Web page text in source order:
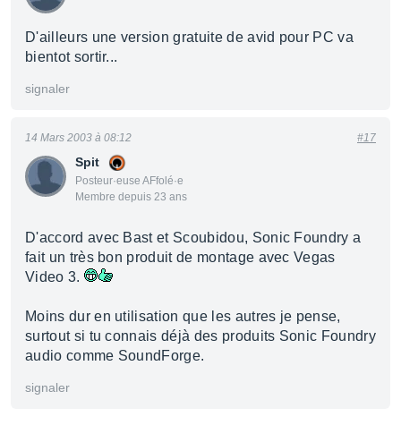
D'ailleurs une version gratuite de avid pour PC va
bientot sortir...
signaler
Spit
Posteur·euse AFfolé·e
Membre depuis 23 ans
14 Mars 2003 à 08:12 #17
D'accord avec Bast et Scoubidou, Sonic Foundry a
fait un très bon produit de montage avec Vegas
Video 3.
Moins dur en utilisation que les autres je pense,
surtout si tu connais déjà des produits Sonic Foundry
audio comme SoundForge.
signaler